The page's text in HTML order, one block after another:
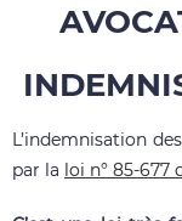
L’indemnisation
par la loi n° 85-677